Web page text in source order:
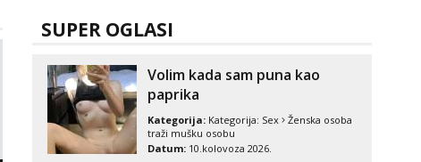
Obavijesti me kada se oslobodi
Lucija
Razgovaram :)
Tel:
tel:0,93€ - mob:1,12€ min
SUPER OGLASI
Volim kada sam puna kao
paprika
Kategorija: Kategorija: Sex
Ženska osoba
traži mušku osobu
Datum: 10.kolovoza 2026.